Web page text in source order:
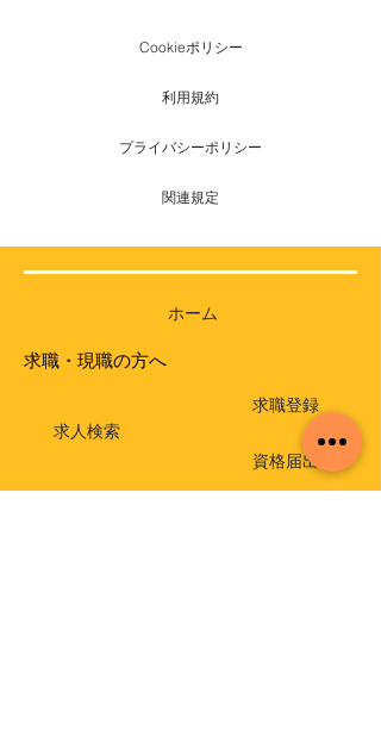
Cookieポリシー
利用規約
プライバシーポリシー
関連規定
ホーム
求職・現職の方へ
求人検索
求職登録
資格届出